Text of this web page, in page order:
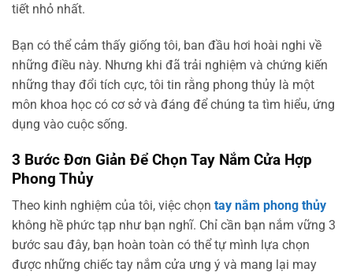
tiết nhỏ nhất.
Bạn có thể cảm thấy giống tôi, ban đầu hơi hoài nghi về
những điều này. Nhưng khi đã trải nghiệm và chứng kiến
những thay đổi tích cực, tôi tin rằng phong thủy là một
môn khoa học có cơ sở và đáng để chúng ta tìm hiểu, ứng
dụng vào cuộc sống.
3 Bước Đơn Giản Để Chọn Tay Nắm Cửa Hợp
Phong Thủy
Theo kinh nghiệm của tôi, việc chọn tay nắm phong thủy
không hề phức tạp như bạn nghĩ. Chỉ cần bạn nắm vững 3
bước sau đây, bạn hoàn toàn có thể tự mình lựa chọn
được những chiếc tay nắm cửa ưng ý và mang lại may